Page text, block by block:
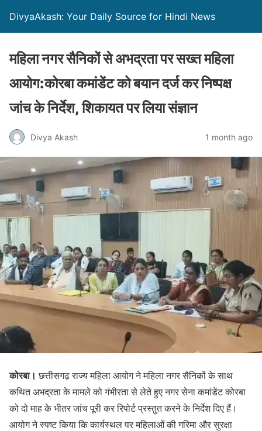
DivyaAkash: Your Daily Source for Hindi News
महिला नगर सैनिकों से अभद्रता पर सख्त महिला
आयोग:कोरबा कमांडेंट को बयान दर्ज कर निष्पक्ष
जांच के निर्देश, शिकायत पर लिया संज्ञान
Divya Akash 1 month ago
कोरबा। छत्तीसगढ़ राज्य महिला आयोग ने महिला नगर सैनिकों के साथ
कथित अभद्रता के मामले को गंभीरता से लेते हुए नगर सेना कमांडेंट कोरबा
को दो माह के भीतर जांच पूरी कर रिपोर्ट प्रस्तुत करने के निर्देश दिए हैं।
आयोग ने स्पष्ट किया कि कार्यस्थल पर महिलाओं की गरिमा और सुरक्षा